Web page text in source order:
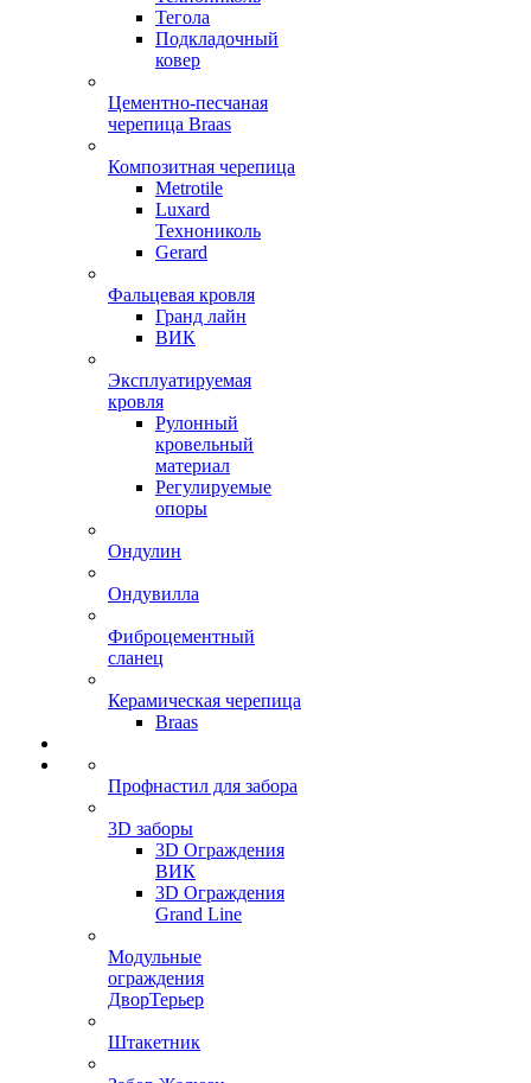
Тегола
Подкладочный
ковер
Цементно-песчаная
черепица Braas
Композитная черепица
Metrotile
Luxard
Технониколь
Gerard
Фальцевая кровля
Гранд лайн
ВИК
Эксплуатируемая
кровля
Рулонный
кровельный
материал
Регулируемые
опоры
Ондулин
Ондувилла
Фиброцементный
сланец
Керамическая черепица
Braas
Профнастил для забора
3D заборы
3D Ограждения
ВИК
3D Ограждения
Grand Line
Модульные
ограждения
ДворТерьер
Штакетник